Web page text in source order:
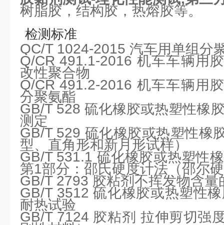
树脂胶，结构胶，热熔胶等。
检测标准
QC/T 1024-2015 汽车用单组分
Q/CR 491.1-2016 机车车辆用
改性聚合物
Q/CR 491.2-2016 机车车辆用
分聚氨酯
GB/T 528 硫化橡胶或热塑性橡
测定
GB/T 529 硫化橡胶或热塑性橡
型、直角形和新月形试样）
GB/T 531.1 硫化橡胶或热塑性
第1部分：邵氏硬度计法（邵尔
GB/T 2793 胶粘剂不挥发物含量
GB/T 3512 硫化橡胶或热塑性
耐热试验
GB/T 7124 胶粘剂 拉伸剪切强